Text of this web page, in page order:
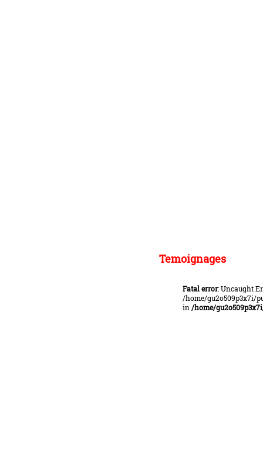
Temoignages
Fatal error: Uncaught
/home/gu2o509p3x7i/
in /home/